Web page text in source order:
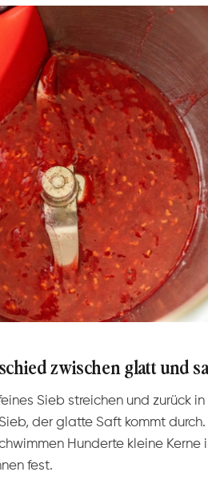
zwischen glatt und
Sieb streichen und zurück
der glatte Saft kommt durch.
Hunderte kleine Kerne
fest.